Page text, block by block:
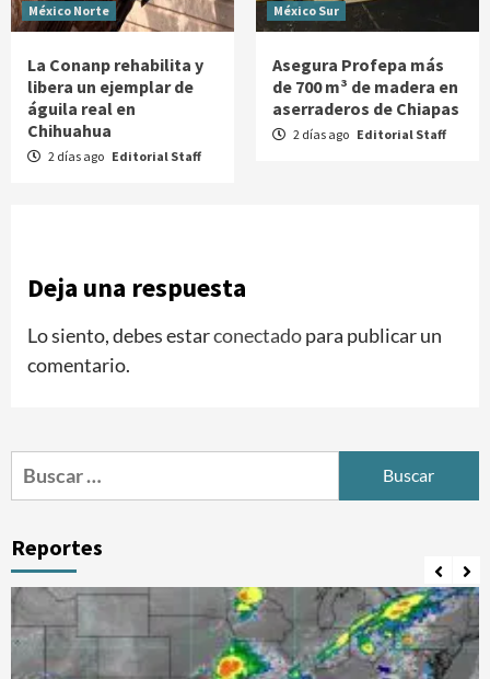
México Norte
La Conanp rehabilita y
libera un ejemplar de
águila real en
Chihuahua
2 días ago Editorial Staff
México Sur
Asegura Profepa más
de 700 m³ de madera en
aserraderos de Chiapas
2 días ago Editorial Staff
Deja una respuesta
Lo siento, debes estarconectadopara publicar un
comentario.
Buscar:
Reportes